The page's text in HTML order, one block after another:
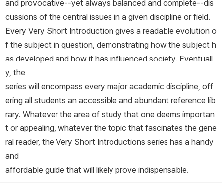
and provocative--yet always balanced and complete--dis
cussions of the central issues in a given discipline or field.
Every Very Short Introduction gives a readable evolution o
f the subject in question, demonstrating how the subject h
as developed and how it has influenced society. Eventuall
y, the
series will encompass every major academic discipline, off
ering all students an accessible and abundant reference lib
rary. Whatever the area of study that one deems importan
t or appealing, whatever the topic that fascinates the gene
ral reader, the Very Short Introductions series has a handy
and
affordable guide that will likely prove indispensable.